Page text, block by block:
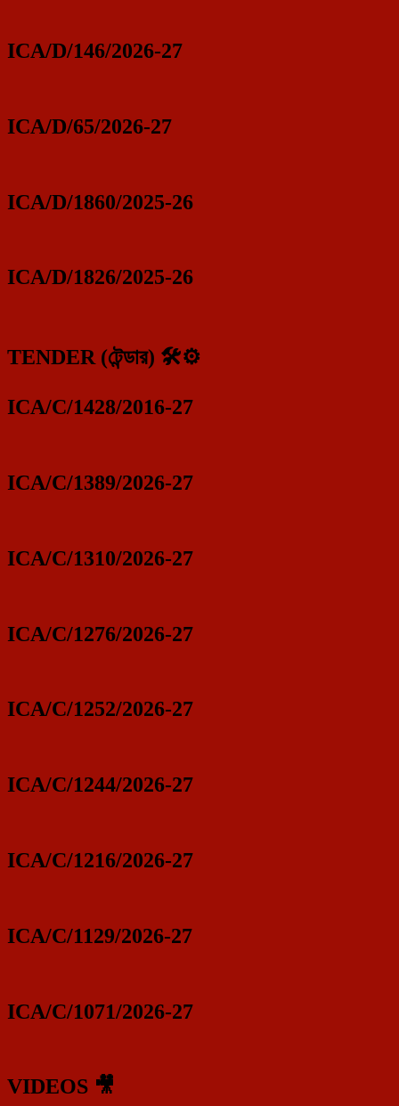
ICA/D/146/2026-27
ICA/D/65/2026-27
ICA/D/1860/2025-26
ICA/D/1826/2025-26
TENDER (টেন্ডার) 🛠️⚙️
ICA/C/1428/2016-27
ICA/C/1389/2026-27
ICA/C/1310/2026-27
ICA/C/1276/2026-27
ICA/C/1252/2026-27
ICA/C/1244/2026-27
ICA/C/1216/2026-27
ICA/C/1129/2026-27
ICA/C/1071/2026-27
VIDEOS 🎥